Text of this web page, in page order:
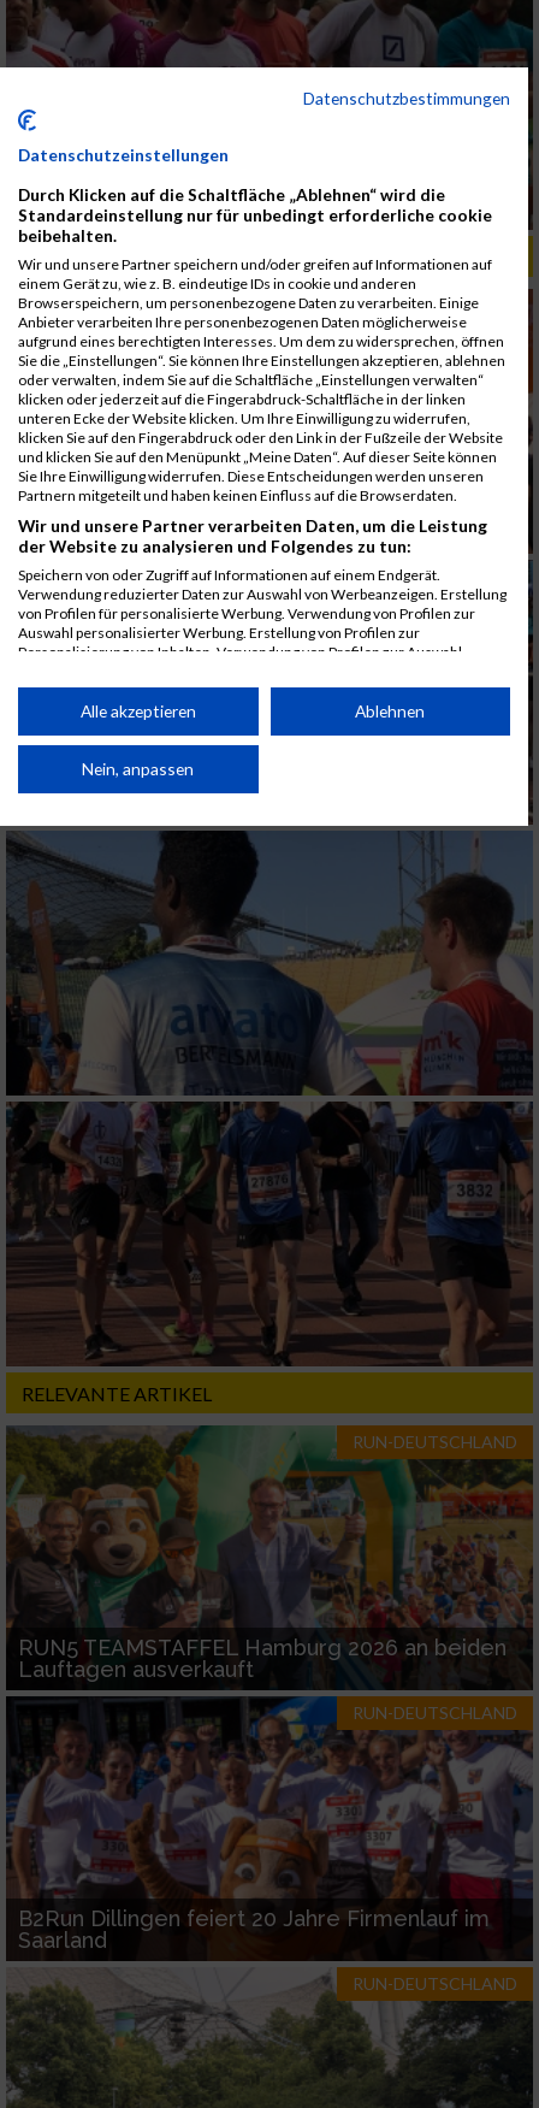
ALBUM B2RUN MÜNCHEN, B2RUN / 16.07.2019
RELEVANTE ARTIKEL
RUN-DEUTSCHLAND
RUN5 TEAMSTAFFEL Hamburg 2026 an beiden
Lauftagen ausverkauft
RUN-DEUTSCHLAND
B2Run Dillingen feiert 20 Jahre Firmenlauf im
Saarland
RUN-DEUTSCHLAND
Datenschutzbestimmungen
Datenschutzeinstellungen
Durch Klicken auf die Schaltfläche „Ablehnen“ wird die
Standardeinstellung nur für unbedingt erforderliche cookie
beibehalten.
Wir und unsere Partner speichern und/oder greifen auf Informationen auf
einem Gerät zu, wie z. B. eindeutige IDs in cookie und anderen
Browserspeichern, um personenbezogene Daten zu verarbeiten. Einige
Anbieter verarbeiten Ihre personenbezogenen Daten möglicherweise
aufgrund eines berechtigten Interesses. Um dem zu widersprechen, öffnen
Sie die „Einstellungen“. Sie können Ihre Einstellungen akzeptieren, ablehnen
oder verwalten, indem Sie auf die Schaltfläche „Einstellungen verwalten“
klicken oder jederzeit auf die Fingerabdruck-Schaltfläche in der linken
unteren Ecke der Website klicken. Um Ihre Einwilligung zu widerrufen,
klicken Sie auf den Fingerabdruck oder den Link in der Fußzeile der Website
und klicken Sie auf den Menüpunkt „Meine Daten“. Auf dieser Seite können
Sie Ihre Einwilligung widerrufen. Diese Entscheidungen werden unseren
Partnern mitgeteilt und haben keinen Einfluss auf die Browserdaten.
Wir und unsere Partner verarbeiten Daten, um die Leistung
der Website zu analysieren und Folgendes zu tun:
Speichern von oder Zugriff auf Informationen auf einem Endgerät.
Verwendung reduzierter Daten zur Auswahl von Werbeanzeigen. Erstellung
von Profilen für personalisierte Werbung. Verwendung von Profilen zur
Auswahl personalisierter Werbung. Erstellung von Profilen zur
Personalisierung von Inhalten. Verwendung von Profilen zur Auswahl
Performance von Inhalten. Analyse von Zielgruppen durch Statistiken oder
Kombinationen von Daten aus verschiedenen Quellen. Entwicklung und
von Inhalten.
Daten können außerhalb der Europäischen Union weitergegeben und in die
Website/App.
Partnerliste anzeigen (1 IAB-Anbieter)
Wir nutzen Ihre Daten für folgende Zwecke:
IAB-Verarbeitungszwecke:
Speichern von oder Zugriff auf Informationen
auf einem Endgerät
Verwendung reduzierter Daten zur Auswahl
von Werbeanzeigen
Erstellung von Profilen für personalisierte
Werbung
Verwendung von Profilen zur Auswahl
personalisierter Werbung
Erstellung von Profilen zur Personalisierung
von Inhalten
Verwendung von Profilen zur Auswahl
Messung der Werbeleistung
Messung der Performance von Inhalten
Analyse von Zielgruppen durch Statistiken
oder Kombinationen von Daten aus
verschiedenen Quellen
Entwicklung und Verbesserung der Angebote
Verwendung reduzierter Daten zur Auswahl
von Inhalten
IAB-Besonderheiten:
Verwendung genauer Standortdaten
Geräte anhand von aktiv angeforderten
Informationen identifizieren
Nicht-IAB-Verarbeitungszwecke:
Notwendig
Performance
Alle akzeptieren Ablehnen
Nein, anpassen